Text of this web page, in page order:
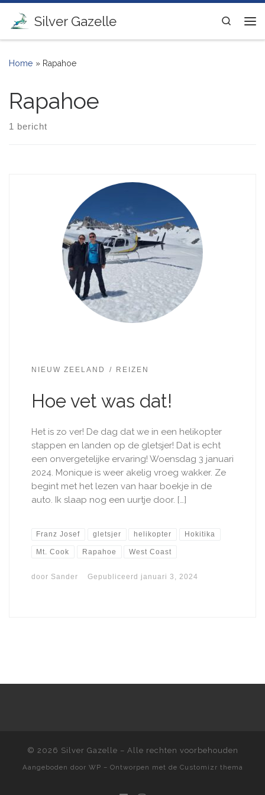
Ga naar inhoud
Silver Gazelle
Search
Home » Rapahoe
Rapahoe
1 bericht
NIEUW ZEELAND REIZEN
Hoe vet was dat!
Het is zo ver! De dag dat we in een helikopter
stappen en landen op de gletsjer! Dat is echt
een onvergetelijke ervaring! Woensdag 3 januari
2024. Monique is weer akelig vroeg wakker. Ze
begint met het lezen van haar boekje in de
auto. Ik slaap nog een uurtje door. […]
Franz Josef gletsjer helikopter Hokitika
Mt. Cook Rapahoe West Coast
door Sander Gepubliceerd januari 3, 2024
© 2026 Silver Gazelle – Alle rechten voorbehouden
Aangeboden door WP – Ontworpen met de Customizr thema